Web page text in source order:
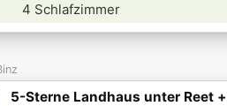
4 Schlafzimmer
5-Sterne Landhaus unter Reet